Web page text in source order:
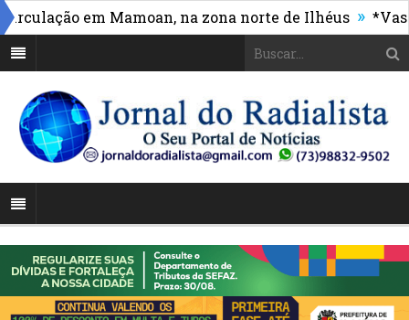
em Mamoan, na zona norte de Ilhéus » *Vasco